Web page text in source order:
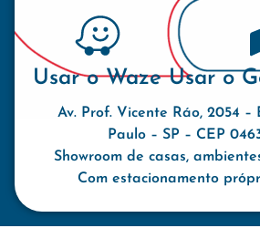
Usar o Waze Usar o
Av. Prof. Vicente Ráo, 2054 –
Paulo – SP – CEP
Showroom de casas,
Com estacionamento